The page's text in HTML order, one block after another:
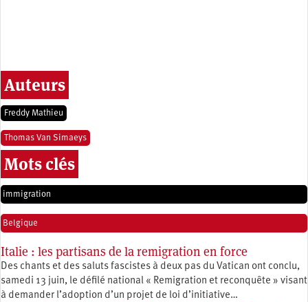
Auteurs
Freddy Mathieu
Thomas Van Simaeys
Mots clés
immigration
Belgique
Italie : les partisans de la remigration en force
Des chants et des saluts fascistes à deux pas du Vatican ont conclu,
samedi 13 juin, le défilé national « Remigration et reconquête » visant
à demander l’adoption d’un projet de loi d’initiative…